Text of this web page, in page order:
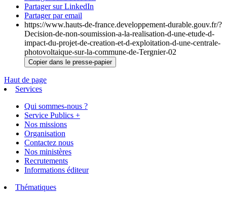
Partager sur LinkedIn
Partager par email
https://www.hauts-de-france.developpement-durable.gouv.fr/?
Decision-de-non-soumission-a-la-realisation-d-une-etude-d-
impact-du-projet-de-creation-et-d-exploitation-d-une-centrale-
photovoltaique-sur-la-commune-de-Tergnier-02
Copier dans le presse-papier
Haut de page
Services
Qui sommes-nous ?
Service Publics +
Nos missions
Organisation
Contactez nous
Nos ministères
Recrutements
Informations éditeur
Thématiques